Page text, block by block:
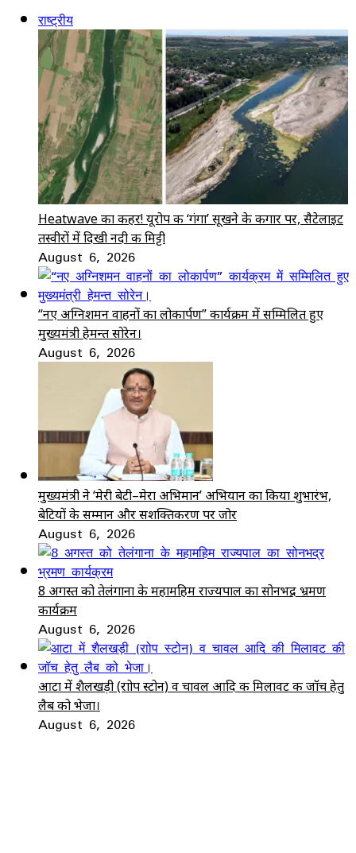
राष्ट्रीय
Heatwave का कहर! यूरोप की ‘गंगा’ सूखने के कगार पर, सैटेलाइट
तस्वीरों में दिखी नदी की मिट्टी
August 6, 2026
“नए अग्निशमन वाहनों का लोकार्पण” कार्यक्रम में सम्मिलित हुए
मुख्यमंत्री हेमन्त सोरेन।
August 6, 2026
मुख्यमंत्री ने ‘मेरी बेटी–मेरा अभिमान’ अभियान का किया शुभारंभ,
बेटियों के सम्मान और सशक्तिकरण पर जोर
August 6, 2026
8 अगस्त को तेलंगाना के महामहिम राज्यपाल का सोनभद्र भ्रमण
कार्यक्रम
August 6, 2026
आटा में शैलखड़ी (राोप स्टोन) व चावल आदि की मिलावट की जॉच हेतु
लैब को भेजा।
August 6, 2026